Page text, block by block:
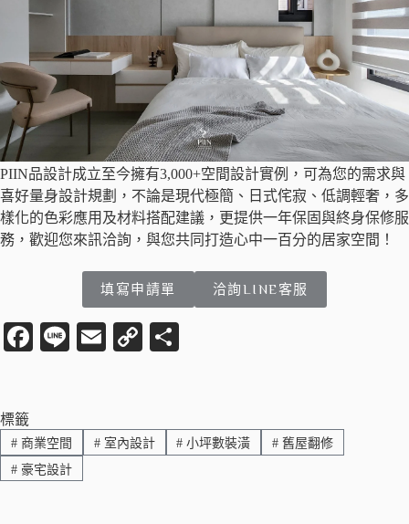
PIIN品設計成立至今擁有3,000+空間設計實例，可為您的需求與
喜好量身設計規劃，不論是現代極簡、日式侘寂、低調輕奢，多
樣化的色彩應用及材料搭配建議，更提供一年保固與終身保修服
務，歡迎您來訊洽詢，與您共同打造心中一百分的居家空間！
填寫申請單 洽詢LINE客服
Fa
ok
Li
E
C
Li
nk
標籤
#商業空間 #室內設計 # 小坪數裝潢 # 舊屋翻修
#豪宅設計